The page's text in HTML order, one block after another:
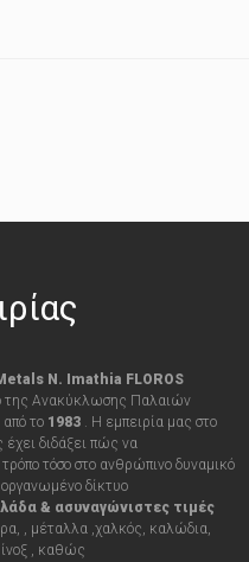
N. Imathia FLOROS
της Ανακύκλωσης Παλαιών
τo 1983 . Η εμπειρία μας στο
διδάξει πώς να
τόσο στο ανθρώπινο δυναμικό
δίκτυο
& ασυναγώνιστες τιμές
, μέταλλα ,χαλκός, καλώδια,
ίνοξ , καθώς